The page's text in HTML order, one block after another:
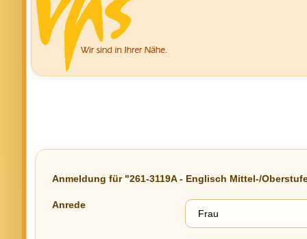
Anmeldung für "261-3119A - Englisch Mittel-/
Anrede